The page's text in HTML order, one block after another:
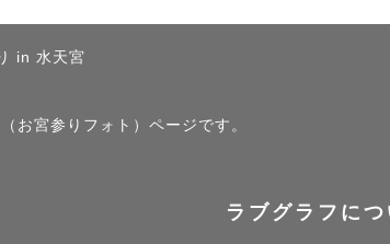
in 水天宮
お宮参りフォト）ページです。
ラブグラフにつ